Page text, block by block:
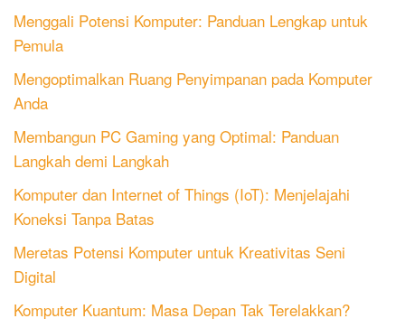
Menggali Potensi Komputer: Panduan Lengkap untuk
Pemula
Mengoptimalkan Ruang Penyimpanan pada Komputer
Anda
Membangun PC Gaming yang Optimal: Panduan
Langkah demi Langkah
Komputer dan Internet of Things (IoT): Menjelajahi
Koneksi Tanpa Batas
Meretas Potensi Komputer untuk Kreativitas Seni
Digital
Komputer Kuantum: Masa Depan Tak Terelakkan?